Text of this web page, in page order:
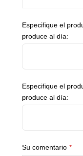
Especifique el
produce al día:
Especifique el
produce al día:
Su comentario *